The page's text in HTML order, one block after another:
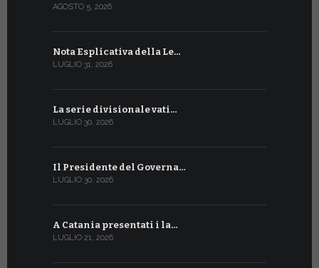
AGOSTO 5, 2026
Nota Esplicativa della Le…
LUGLIO 31, 2026
La serie divisionale vati…
LUGLIO 30, 2026
Il Presidente del Governa…
LUGLIO 30, 2026
A Catania presentati i la…
LUGLIO 21, 2026